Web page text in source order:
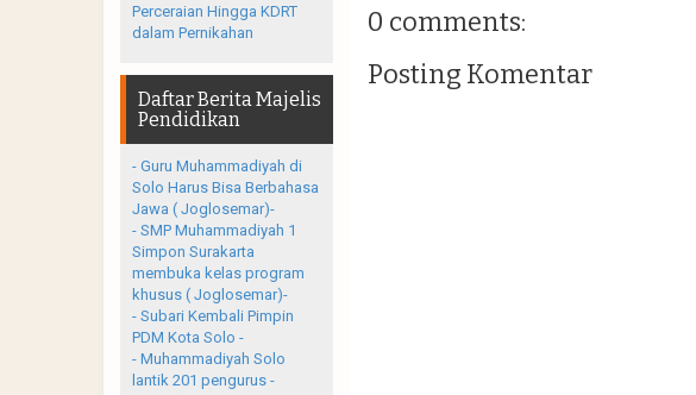
0 comments:
Posting Komentar
Perceraian Hingga KDRT
dalam Pernikahan
Daftar Berita Majelis
Pendidikan
- Guru Muhammadiyah di
Solo Harus Bisa Berbahasa
Jawa ( Joglosemar)-
- SMP Muhammadiyah 1
Simpon Surakarta
membuka kelas program
khusus ( Joglosemar)-
- Subari Kembali Pimpin
PDM Kota Solo -
- Muhammadiyah Solo
lantik 201 pengurus -